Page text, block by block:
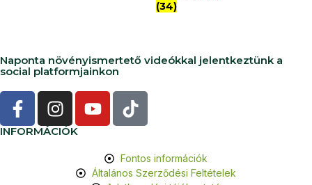
(34)
Naponta növényismertető videókkal jelentkeztünk a
social platformjainkon
INFORMÁCIÓK
Fontos információk
Általános Szerződési Feltételek